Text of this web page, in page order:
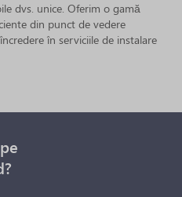
dvs. unice. Oferim o gamă
din punct de vedere
în serviciile de instalare